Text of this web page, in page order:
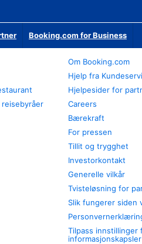
Booking.com for Business
Om Booking.com
Hjelp fra
Hjelpesider for
Careers
Bærekraft
For pressen
Tillit og trygghet
Investorkontakt
Generelle vilkår
Tvisteløsning for
Slik fungerer siden
Tilpass innstillinger
informasjonskapsler